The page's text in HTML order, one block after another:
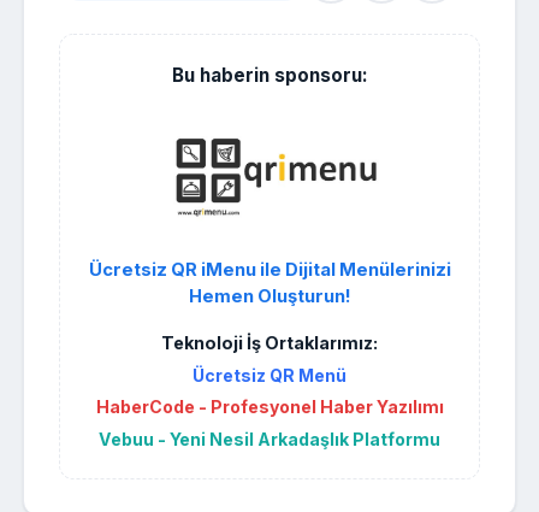
Bu haberin sponsoru:
Ücretsiz QR iMenu ile Dijital Menülerinizi
Hemen Oluşturun!
Teknoloji İş Ortaklarımız:
Ücretsiz QR Menü
HaberCode - Profesyonel Haber Yazılımı
Vebuu - Yeni Nesil Arkadaşlık Platformu